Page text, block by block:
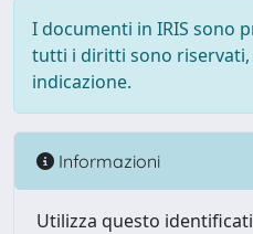
I documenti in IRIS sono
tutti i diritti sono riservati,
indicazione.
Informazioni
Utilizza questo